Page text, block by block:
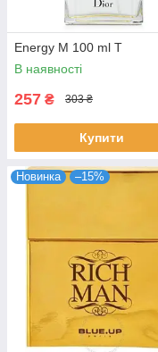
Energy M 100 ml T
В наявності
257 ₴ 303 ₴
Купити
Новинка –15%